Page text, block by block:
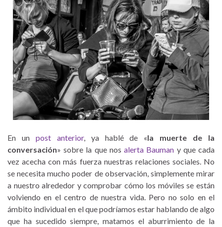
En un post anterior, ya hablé de «la muerte de la
conversación» sobre la que nosalerta Bauman y que cada
vez acecha con más fuerza nuestras relaciones sociales. No
se necesita mucho poder de observación, simplemente mirar
a nuestro alrededor y comprobar cómo los móviles se están
volviendo en el centro de nuestra vida. Pero no solo en el
ámbito individual en el que podríamos estar hablando de algo
que ha sucedido siempre, matamos el aburrimiento de la